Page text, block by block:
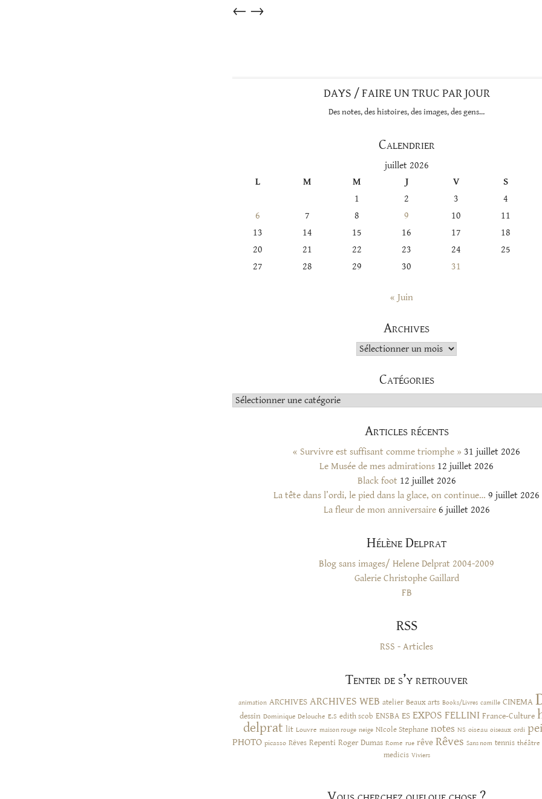
Articles
→
←
DAYS / FAIRE UN TRUC PAR JOUR
Des notes, des histoires, des images, des gens…
Calendrier
juillet 2026
L
M M J V S
1
2 3 4
6
7 8 9 10 11
13
14 15 16 17 18
20
21 22 23 24 25
27
28 29 30 31
« Juin
Archives
Archives
Catégories
Catégories
Articles récents
« Survivre est suffisant comme triomphe » 31 juillet 2026
Le Musée de mes admirations 12 juillet 2026
Black foot 12 juillet 2026
La tête dans l’ordi, le pied dans la glace, on continue… 9 juillet 2026
La fleur de mon anniversaire 6 juillet 2026
Hélène Delprat
Blog sans images/ Helene Delprat 2004-2009
Galerie Christophe Gaillard
FB
RSS
RSS - Articles
Tenter de s’y retrouver
animation ARCHIVES ARCHIVES WEB atelier Beaux arts Books/Livres camille CINEMA
dessin Dominique Delouche E.S edith scob ENSBA ES EXPOS FELLINI France-Culture
delprat lit Louvre maison rouge neige NIcole Stephane notes NS oiseau oiseaux ordi
PHOTO picasso Rêves Repenti Roger Dumas Rome rue rêve Rêves Sans nom tennis théâtre
medicis Viviers